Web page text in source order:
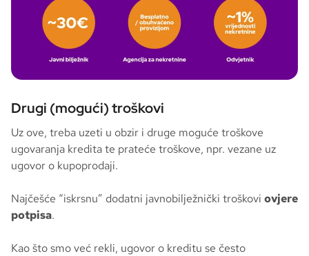
Drugi (mogući) troškovi
Uz ove, treba uzeti u obzir i druge moguće troškove
ugovaranja kredita te prateće troškove, npr. vezane uz
ugovor o kupoprodaji.
Najčešće “iskrsnu” dodatni javnobilježnički troškovi ovjere
potpisa.
Kao što smo već rekli, ugovor o kreditu se često